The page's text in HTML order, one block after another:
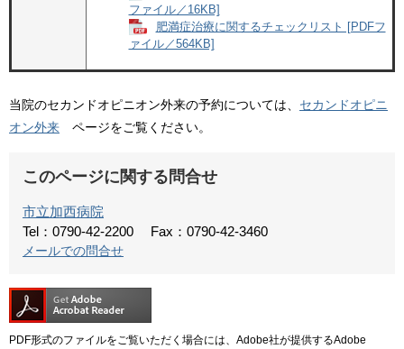
ファイル／16KB]
肥満症治療に関するチェックリスト [PDFフ
ァイル／564KB]
当院のセカンドオピニオン外来の予約については、 セカンドオピニ
オン外来 ページをご覧ください。
このページに関する問合せ
市立加西病院
Tel：0790-42-2200
Fax：0790-42-3460
メールでの問合せ
PDF形式のファイルをご覧いただく場合には、Adobe社が提供するAdobe